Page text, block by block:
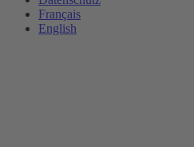
Français
English